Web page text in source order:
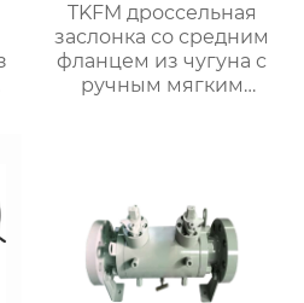
TKFM дроссельная
заслонка со средним
фланцем из чугуна с
ручным мягким